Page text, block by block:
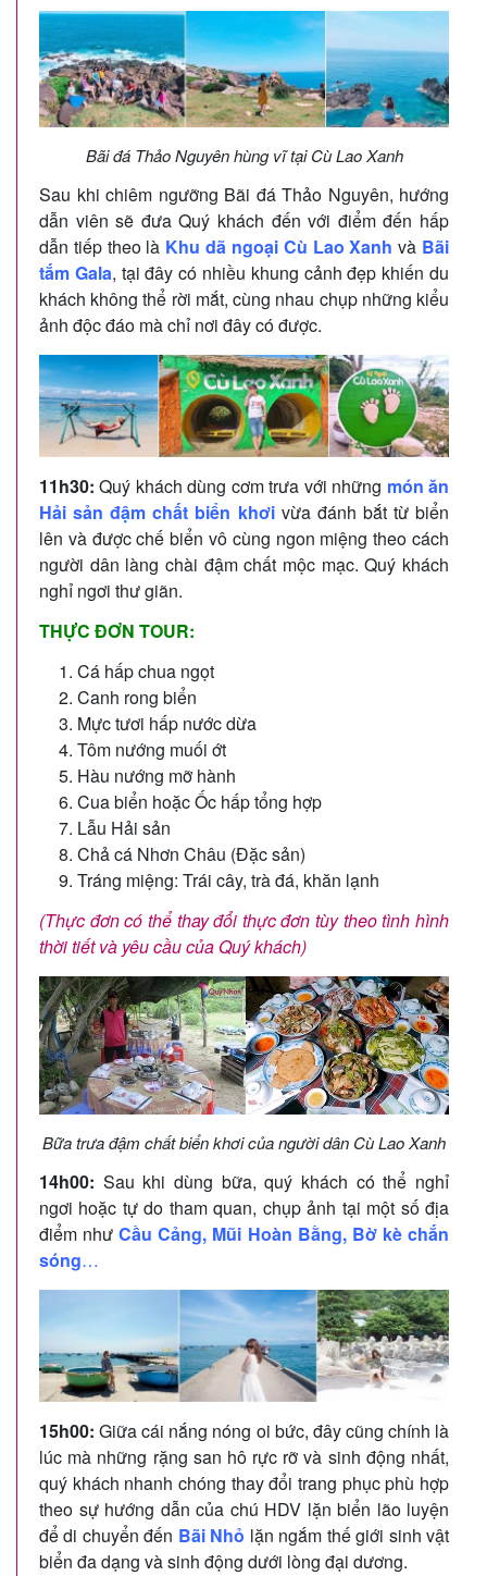
Bãi đá Thảo Nguyên hùng vĩ tại Cù Lao Xanh
Sau khi chiêm ngưỡng Bãi đá Thảo Nguyên, hướng
dẫn viên sẽ đưa Quý khách đến với điểm đến hấp
dẫn tiếp theo là Khu dã ngoại Cù Lao Xanh và Bãi
tắm Gala, tại đây có nhiều khung cảnh đẹp khiến du
khách không thể rời mắt, cùng nhau chụp những kiểu
ảnh độc đáo mà chỉ nơi đây có được.
11h30: Quý khách dùng cơm trưa với những món ăn
Hải sản đậm chất biển khơivừa đánh bắt từ biển
lên và được chế biển vô cùng ngon miệng theo cách
người dân làng chài đậm chất mộc mạc. Quý khách
nghỉ ngơi thư giãn.
THỰC ĐƠN TOUR:
Cá hấp chua ngọt
Canh rong biển
Mực tươi hấp nước dừa
Tôm nướng muối ớt
Hàu nướng mỡ hành
Cua biển hoặc Ốc hấp tổng hợp
Lẫu Hải sản
Chả cá Nhơn Châu (Đặc sản)
Tráng miệng: Trái cây, trà đá, khăn lạnh
(Thực đơn có thể thay đổi thực đơn tùy theo tình hình
thời tiết và yêu cầu của Quý khách)
Bữa trưa đậm chất biển khơi của người dân Cù Lao Xanh
14h00: Sau khi dùng bữa, quý khách có thể nghỉ
ngơi hoặc tự do tham quan, chụp ảnh tại một số địa
điểm nhưCầu Cảng, Mũi Hoàn Bằng, Bờ kè chắn
sóng…
15h00: Giữa cái nắng nóng oi bức, đây cũng chính là
lúc mà những rặng san hô rực rỡ và sinh động nhất,
quý khách nhanh chóng thay đổi trang phục phù hợp
theo sự hướng dẫn của chú HDV lặn biển lão luyện
để di chuyển đến Bãi Nhỏ lặn ngắm thế giới sinh vật
biển đa dạng và sinh động dưới lòng đại dương.